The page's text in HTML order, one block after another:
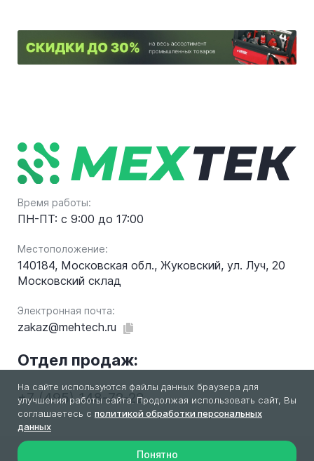
Время работы:
ПН-ПТ: с 9:00 до 17:00
Местоположение:
140184, Московская обл., Жуковский, ул. Луч, 20
Московский склад
Электронная почта:
zakaz@mehtech.ru
Отдел продаж:
+7 (495) 148-72-22
2026 © МехТек. Все права защищены
На сайте используются файлы данных браузера для
улучшения работы сайта. Продолжая использовать сайт, Вы
соглашаетесь с политикой обработки персональных
данных
Понятно